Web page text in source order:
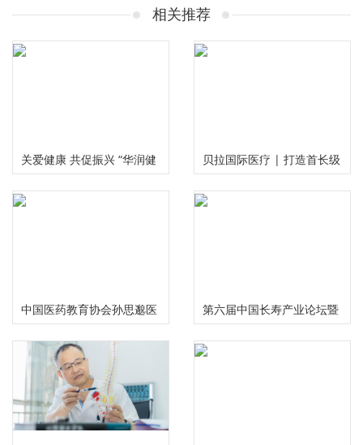
相关推荐
关爱健康 共促振兴 “华润健
康乡村”公益项目三周年总
贝拉国际医疗 | 打造首长级
精准服务 护航国民健康福祉
中国医药教育协会孙思邈医
德传承工作委员会大型义诊
活动在河南安阳举行
第六届中国长寿产业论坛暨
慢性病食药研究中心启动仪